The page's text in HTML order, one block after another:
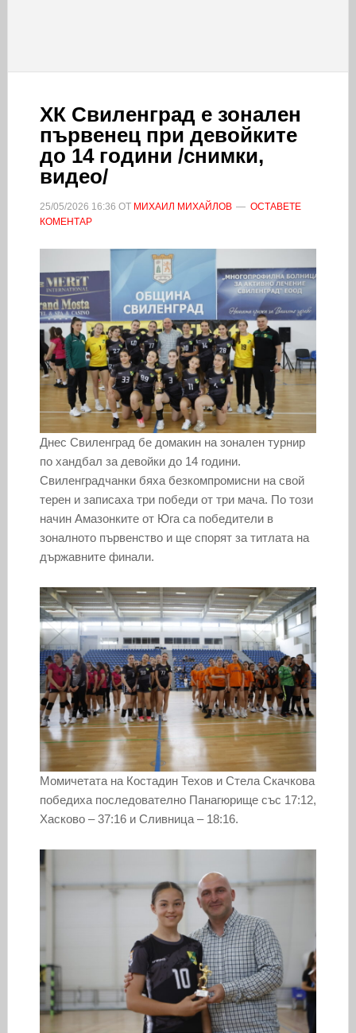
ХК Свиленград е зонален
първенец при девойките
до 14 години /снимки,
видео/
25/05/2026 16:36 ОТ МИХАИЛ МИХАЙЛОВ
ОСТАВЕТЕ
КОМЕНТАР
Днес Свиленград бе домакин на зонален турнир
по хандбал за девойки до 14 години.
Свиленградчанки бяха безкомпромисни на свой
терен и записаха три победи от три мача. По този
начин Амазонките от Юга са победители в
зоналното първенство и ще спорят за титлата на
държавните финали.
Момичетата на Костадин Техов и Стела Скачкова
победиха последователно Панагюрище със 17:12,
Хасково – 37:16 и Сливница – 18:16.